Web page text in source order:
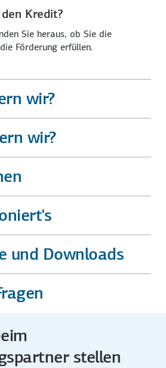
Kredit?
Sie heraus, ob Sie die
Förderung erfüllen.
wir?
wir?
und Downloads
stellen